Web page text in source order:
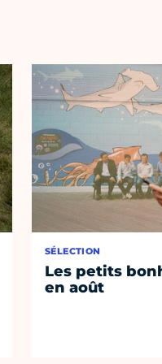
SÉLECTION
Les petits
en août